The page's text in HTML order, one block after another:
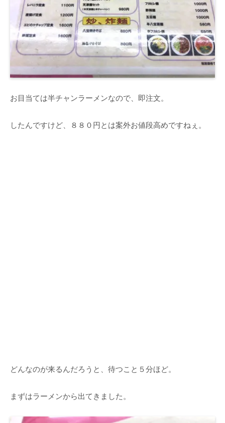
お目当ては半チャンラーメンなので、即注文。
したんですけど、８８０円とは案外お値段高めですねぇ。
どんなのが来るんだろうと、待つこと５分ほど。
まずはラーメンから出てきました。